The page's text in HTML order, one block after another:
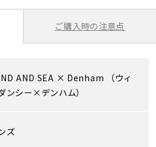
ご購入時の注意点
AND SEA × Denham （ウィ
ンシー×デンハム）
ズ